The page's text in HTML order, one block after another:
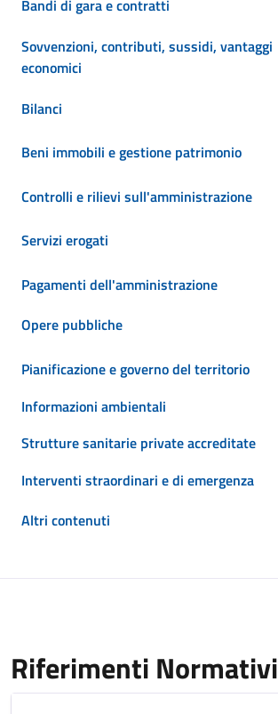
Bandi di gara e contratti
Sovvenzioni, contributi, sussidi, vantaggi
economici
Bilanci
Beni immobili e gestione patrimonio
Controlli e rilievi sull'amministrazione
Servizi erogati
Pagamenti dell'amministrazione
Opere pubbliche
Pianificazione e governo del territorio
Informazioni ambientali
Strutture sanitarie private accreditate
Interventi straordinari e di emergenza
Altri contenuti
Riferimenti Normativi